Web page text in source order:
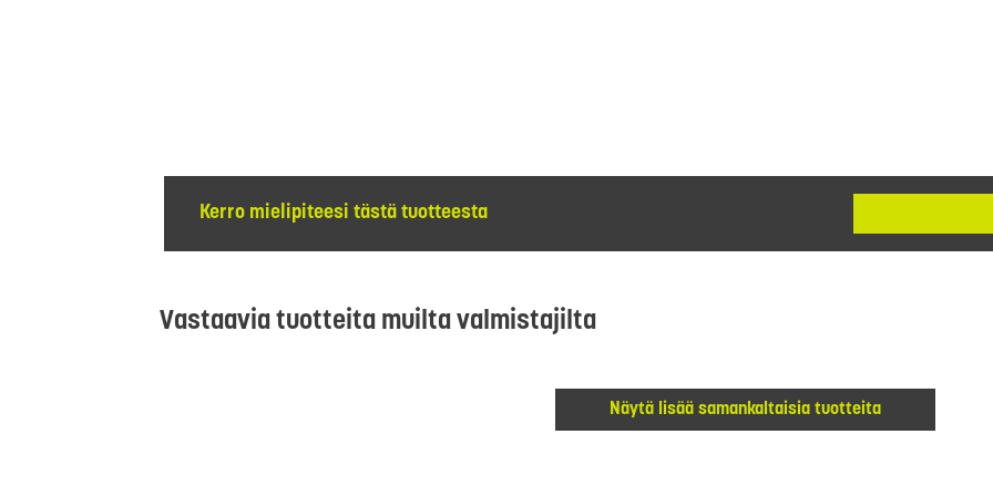
Kerro mielipiteesi tästä tuotteesta
Vastaavia tuotteita muilta valmistajilta
Näytä lisää samankaltaisia tuotteita